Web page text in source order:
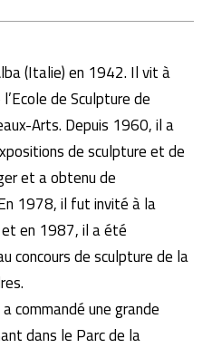
(Italie) en 1942. Il vit à
de Sculpture de
Arts. Depuis 1960, il a
de sculpture et de
et a obtenu de
1978, il fut invité à la
en 1987, il a été
concours de sculpture de la
commandé une grande
dans le Parc de la